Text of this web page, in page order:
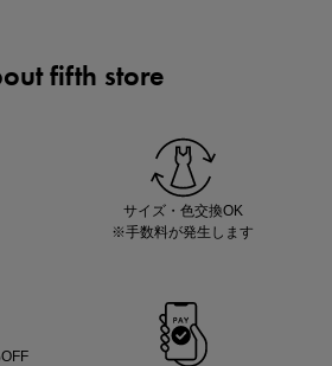
fifth store
サイズ・色交換OK
※手数料が発生します